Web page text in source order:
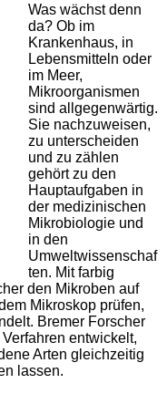
Was wächst denn
da? Ob im
Krankenhaus, in
Lebensmitteln oder
im Meer,
Mikroorganismen
sind allgegenwärtig.
Sie nachzuweisen,
zu unterscheiden
und zu zählen
gehört zu den
Hauptaufgaben in
der medizinischen
Mikrobiologie und
in den
Umweltwissenschaf
ten. Mit farbig
den Mikroben auf
Mikroskop prüfen,
Bremer Forscher
entwickelt,
Arten gleichzeitig
lassen.